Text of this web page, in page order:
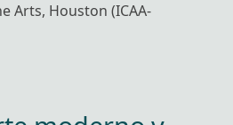
Arts, Houston (ICAA-